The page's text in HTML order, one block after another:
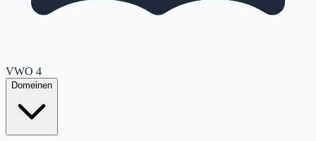
VWO 4
Domeinen